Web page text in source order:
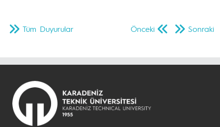
Önceki Sonraki
Tüm Duyurular